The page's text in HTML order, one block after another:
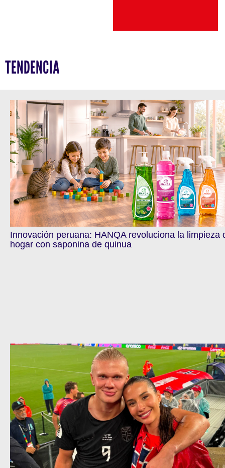
TENDENCIA
Innovación peruana: HANQA revoluciona la limpieza
hogar con saponina de quinua